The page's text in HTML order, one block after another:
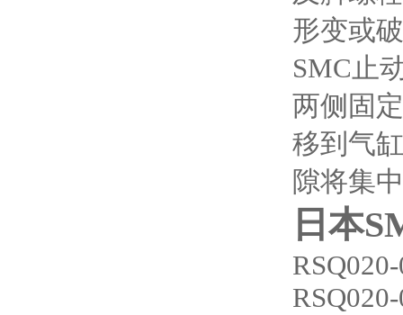
形变或
SMC止
两侧固
移到气
隙将集
日本